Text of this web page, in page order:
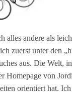
alles andere als
zuerst unter den
aus. Die Welt,
Homepage von
orientiert hat.